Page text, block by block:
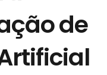
de